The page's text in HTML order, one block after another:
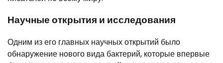
Научные открытия и исследования
Одним из его главных научных открытий было
обнаружение нового вида бактерий, которые впервые